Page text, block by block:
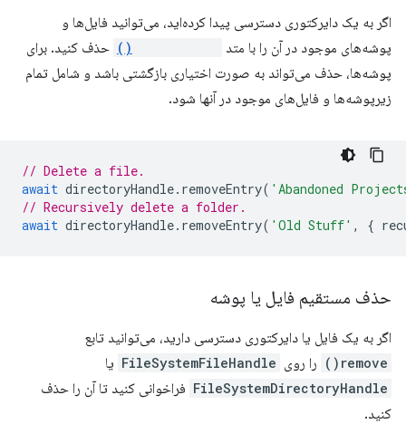
اگر به یک دایرکتوری دسترسی پیدا کرده‌اید، می‌توانید فایل‌ها و
پوشه‌های موجود در آن را با متد
حذف کنید. برای
پوشه‌ها، حذف می‌تواند به صورت اختیاری بازگشتی باشد و شامل تمام
زیرپوشه‌ها و فایل‌های موجود در آنها شود.
// Delete a file.
await directoryHandle. removeEntry( 'Abandoned
// Recursively delete a folder.
await directoryHandle. removeEntry( 'Old Stuff' , {
حذف مستقیم فایل یا پوشه
اگر به یک فایل یا دایرکتوری دسترسی دارید، می‌توانید تابع
remove() را روی FileSystemFileHandle یا
FileSystemDirectoryHandle فراخوانی کنید تا آن را حذف
کنید.